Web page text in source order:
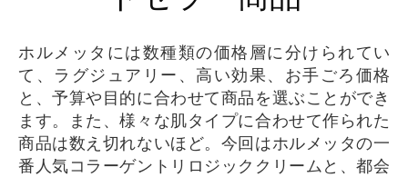
ホルメッタには数種類の価格層に分けられてい
て、ラグジュアリー、高い効果、お手ごろ価格
と、予算や目的に合わせて商品を選ぶことができ
ます。また、様々な肌タイプに合わせて作られた
商品は数え切れないほど。今回はホルメッタの一
番人気コラーゲントリロジッククリームと、都会